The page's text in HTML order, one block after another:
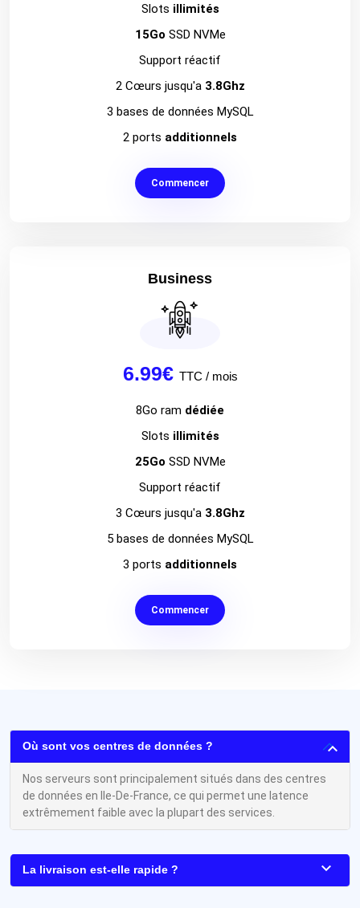
Slots illimités
15Go SSD NVMe
Support réactif
2 Cœurs jusqu'a 3.8Ghz
3 bases de données MySQL
2 ports additionnels
Commencer
Business
6.99€ TTC / mois
8Go ram dédiée
Slots illimités
25Go SSD NVMe
Support réactif
3 Cœurs jusqu'a 3.8Ghz
5 bases de données MySQL
3 ports additionnels
Commencer
Où sont vos centres de données ?
Nos serveurs sont principalement situés dans des centres
de données en Ile-De-France, ce qui permet une latence
extrêmement faible avec la plupart des services.
La livraison est-elle rapide ?